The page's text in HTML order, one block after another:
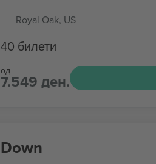
Royal Oak, US
40 билети
од
7.549 ден.
Down